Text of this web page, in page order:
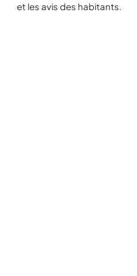
et les avis des habitants.